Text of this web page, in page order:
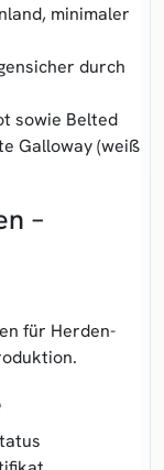
minimaler
durch
sowie Belted
Galloway (weiß
–
für Herden­